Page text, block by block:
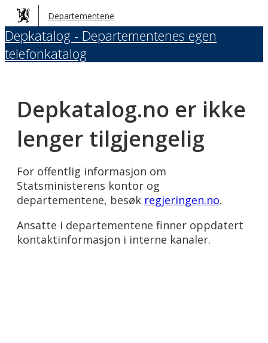
Hopp
til
hovedinnhold
Departementene
Depkatalog - Departementenes egen
telefonkatalog
Depkatalog.no er ikke
lenger tilgjengelig
For offentlig informasjon om
Statsministerens kontor og
departementene, besøk regjeringen.no.
Ansatte i departementene finner oppdatert
kontaktinformasjon i interne kanaler.